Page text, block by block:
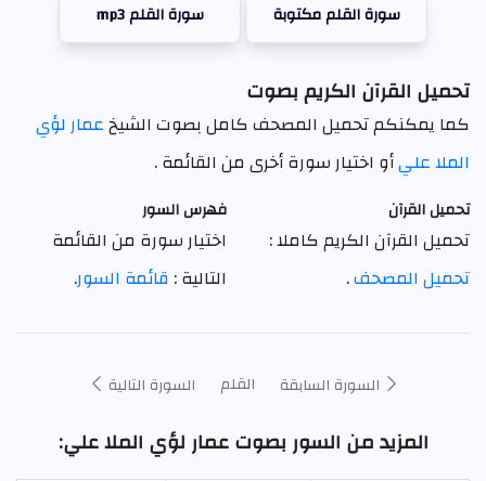
سورة القلم مكتوبة سورة القلم mp3
تحميل القرآن الكريم بصوت
كما يمكنكم تحميل المصحف كامل بصوت الشيخعمار لؤي
الملا عليأو اختيار سورة أخرى من القائمة .
تحميل القرآن
تحميل القرآن الكريم كاملا :
تحميل المصحف.
فهرس السور
اختيار سورة من القائمة
التالية : قائمة السور.
السورة السابقة القلم السورة التالية
المزيد من السور بصوت عمار لؤي الملا علي: